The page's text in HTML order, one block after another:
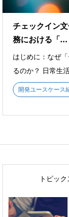
チェックイン
務における「...
はじめに：なぜ
るのか？ 日常生
開発ユースケース
トピック